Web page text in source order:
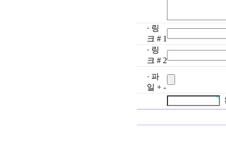
· 링
크 # 1
· 링
크 # 2
· 파
일 + -